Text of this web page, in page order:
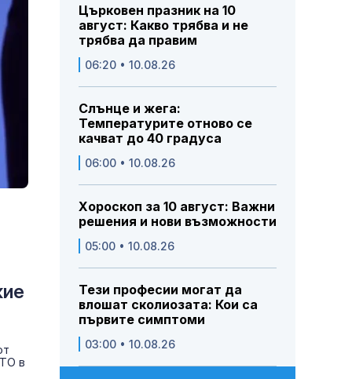
в
Църковен празник на 10
август: Какво трябва и не
трябва да правим
06:20 • 10.08.26
Слънце и жега:
Температурите отново се
качват до 40 градуса
06:00 • 10.08.26
Хороскоп за 10 август: Важни
решения и нови възможности
05:00 • 10.08.26
Тези професии могат да
влошат сколиозата: Кои са
първите симптоми
03:00 • 10.08.26